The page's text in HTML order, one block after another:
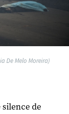
De Melo Moreira)
de